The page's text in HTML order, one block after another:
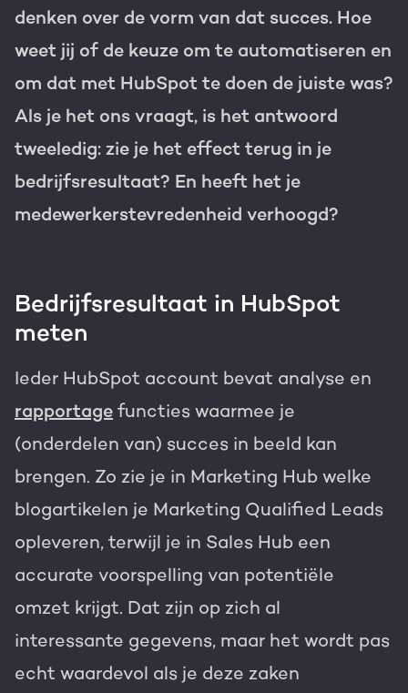
Membership portals
Growth-driven design
denken over de vorm van dat succes. Hoe
weet jij of de keuze om te automatiseren en
om dat met HubSpot te doen de juiste was?
Als je het ons vraagt, is het antwoord
tweeledig: zie je het effect terug in je
bedrijfsresultaat? En heeft het je
medewerkerstevredenheid verhoogd?
Bedrijfsresultaat in HubSpot
meten
Ieder HubSpot account bevat analyse en
rapportage functies waarmee je
(onderdelen van) succes in beeld kan
brengen. Zo zie je in Marketing Hub welke
blogartikelen je Marketing Qualified Leads
opleveren, terwijl je in Sales Hub een
accurate voorspelling van potentiële
omzet krijgt. Dat zijn op zich al
interessante gegevens, maar het wordt pas
echt waardevol als je deze zaken